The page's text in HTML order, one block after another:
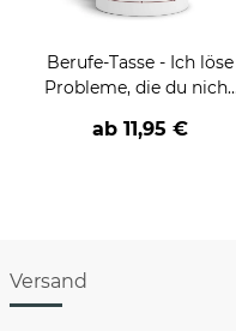
Berufe-Tasse - Ich löse
Probleme, die du nicht
verschiedene Berufe
ab 11,95 €
Versand